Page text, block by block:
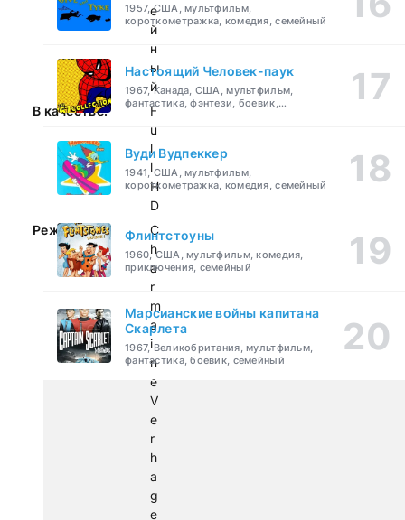
е
й
н
ы
й
В качестве:
F
u
l
l
H
D
Режиссер:
C
h
a
r
m
a
i
n
e
V
e
r
h
a
g
e
1957, США, мультфильм,
короткометражка, комедия, семейный
Настоящий Человек-паук
1967, Канада, США, мультфильм,
фантастика, фэнтези, боевик,
приключения, семейный
Вуди Вудпеккер
1941, США, мультфильм,
короткометражка, комедия, семейный
Флинтстоуны
1960, США, мультфильм, комедия,
приключения, семейный
Марсианские войны капитана
Скарлета
1967, Великобритания, мультфильм,
фантастика, боевик, семейный